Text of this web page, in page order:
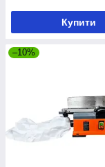
Купити
–10%